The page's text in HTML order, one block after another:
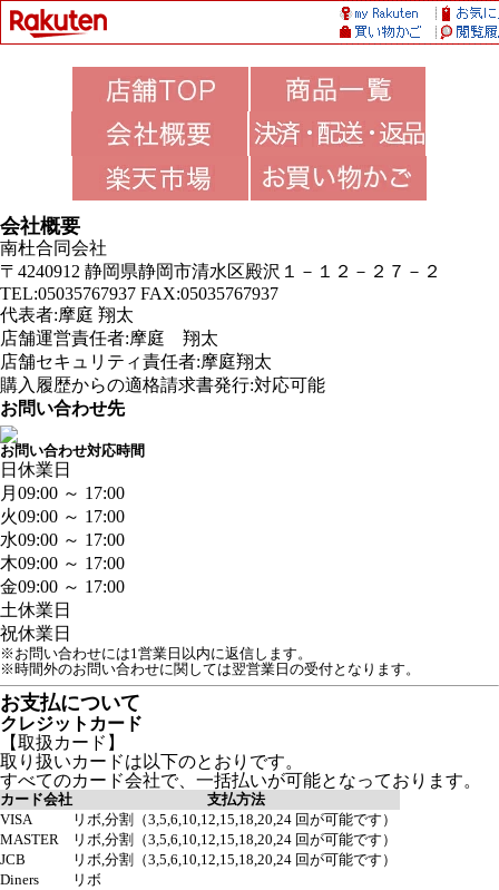
会社概要
南杜合同会社
〒4240912 静岡県静岡市清水区殿沢１－１２－２７－２
TEL:05035767937 FAX:05035767937
代表者:摩庭 翔太
店舗運営責任者:摩庭 翔太
店舗セキュリティ責任者:摩庭翔太
購入履歴からの適格請求書発行:対応可能
お問い合わせ先
お問い合わせ対応時間
日 休業日
月 09:00 ～ 17:00
火09:00 ～ 17:00
水09:00 ～ 17:00
木09:00 ～ 17:00
金09:00 ～ 17:00
土休業日
祝休業日
※お問い合わせには1営業日以内に返信します。
※時間外のお問い合わせに関しては翌営業日の受付となります。
お支払について
クレジットカード
【取扱カード】
取り扱いカードは以下のとおりです。
すべてのカード会社で、一括払いが可能となっております。
カード会社
支払方法
VISA
リボ,分割（3,5,6,10,12,15,18,20,24 回が可能です）
MASTER
リボ,分割（3,5,6,10,12,15,18,20,24 回が可能です）
JCB
リボ,分割（3,5,6,10,12,15,18,20,24 回が可能です）
Diners
リボ